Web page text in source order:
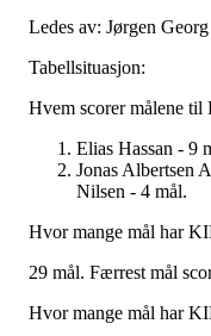
Ledes av: Jørgen
Tabellsituasjon:
Hvem scorer målene til
Elias Hassan - 9
Jonas Albertsen
Nilsen - 4 mål.
Hvor mange mål har
29 mål. Færrest mål
Hvor mange mål har